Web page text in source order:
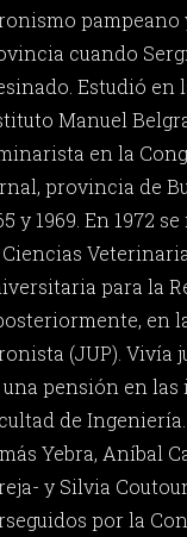
pampeano
cuando
Estudió en
Manuel
en la
provincia de
y 1969. En 1972
Ciencias
para la
en
(JUP). Vivía
una pensión en
de
Yebra, Aníbal
y Silvia
por la